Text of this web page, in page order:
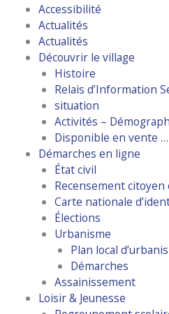
Accessibilité
Actualités
Actualités
Découvrir le village
Histoire
Relais d’Information
situation
Activités –
Disponible en vente …
Démarches en ligne
État civil
Recensement
Carte nationale
Élections
Urbanisme
Plan local
Démarches
Assainissement
Loisir & Jeunesse